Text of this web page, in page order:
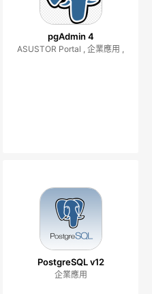
pgAdmin 4
ASUSTOR Portal , 企業應用 ,
PostgreSQL v12
企業應用